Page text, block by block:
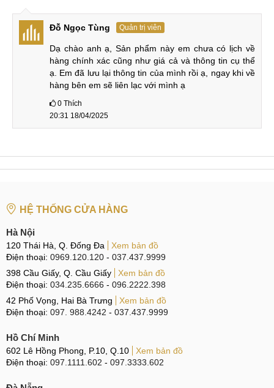
mm
Nặng 204 g / 205 g
Nặng 164 g
LTPO AMOLED, 1 tỷ
màu,
Tần số quét 120Hz,
HDR10+,
Độ sáng 1500 nit (tối
đa)
Super Retina XDR
OLED
HDR10, Dolby
Bộ nhớ
ROM 128-256GB,
UFS 3.1
Camera
50 MP (góc rộng)
50 MP (tele)
50 MP (góc siêu
rộng)
Quay phim: 8K, 4K,
1080p
1080p
Đỗ Ngọc Tùng Quản trị viên
Dạ chào anh ạ, Sản phẩm này em chưa có lịch về
hàng chính xác cũng như giá cả và thông tin cụ thể
ạ. Em đã lưu lại thông tin của mình rồi ạ, ngay khi về
hàng bên em sẽ liên lạc với mình ạ
0 Thích
20:31 18/04/2025
HỆ THỐNG CỬA HÀNG
Hà Nội
120 Thái Hà, Q. Đống Đa
Xem bản đồ
Điện thoại: 0969.120.120 - 037.437.9999
398 Cầu Giấy, Q. Cầu Giấy
Xem bản đồ
Điện thoại: 034.235.6666 - 096.2222.398
42 Phố Vọng, Hai Bà Trưng
Xem bản đồ
Điện thoại: 097. 988.4242 - 037.437.9999
Hồ Chí Minh
602 Lê Hồng Phong, P.10, Q.10
Xem bản đồ
Điện thoại: 097.1111.602 - 097.3333.602